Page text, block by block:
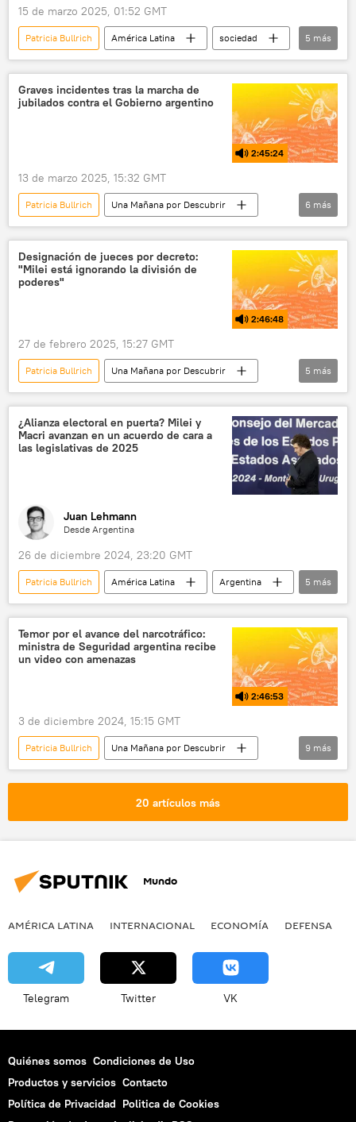
15 de marzo 2025, 01:52 GMT
Patricia Bullrich América Latina
sociedad
seguridad
Javier Milei
Argentina
protestas
política
5 más
Graves incidentes tras la marcha de
jubilados contra el Gobierno argentino
2:45:24
13 de marzo 2025, 15:32 GMT
Patricia Bullrich
Una Mañana por Descubrir
política
Hugo Yasky
Javier Milei
Cámara de Diputados
La Libertad Avanza
Frente Renovador
6 más
Designación de jueces por decreto:
"Milei está ignorando la división de
poderes"
2:46:48
27 de febrero 2025, 15:27 GMT
Patricia Bullrich
Una Mañana por Descubrir
política
Javier Milei
Ariel Lijo
Argentina
5 más
¿Alianza electoral en puerta? Milei y
Macri avanzan en un acuerdo de cara a
las legislativas de 2025
Juan Lehmann
Desde Argentina
26 de diciembre 2024, 23:20 GMT
Patricia Bullrich América Latina
Argentina
💬 Opinión y Análisis
Propuesta Republicana (PRO)
Javier Milei
Mauricio Macri
política
5 más
Temor por el avance del narcotráfico:
ministra de Seguridad argentina recibe
un video con amenazas
2:46:53
3 de diciembre 2024, 15:15 GMT
Patricia Bullrich
Una Mañana por Descubrir
sociedad
seguridad
Donald Trump
Santa Fe (Argentina)
Rosario
EEUU
BRICS
Kremlin
9 más
20 artículos más
Mundo
AMÉRICA LATINA INTERNACIONAL ECONOMÍA DEFENSA
Telegram Twitter VK
Quiénes somos Condiciones de Uso
Productos y servicios Contacto
Política de Privacidad Politica de Cookies